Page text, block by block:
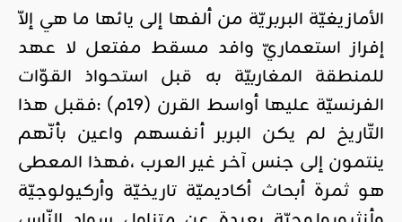
الأمازيغيّة البربريّة من ألفها إلى يائها ما هي إلاّ
إفراز استعماريّ وافد مسقط مفتعل لا عهد
للمنطقة المغاربيّة به قبل استحواذ القوّات
الفرنسيّة عليها أواسط القرن (19م) :فقبل هذا
التّاريخ لم يكن البربر أنفسهم واعين بأنّهم
ينتمون إلى جنس آخر غير العرب ،فهذا المعطى
هو ثمرة أبحاث أكاديميّة تاريخيّة وأركيولوجيّة